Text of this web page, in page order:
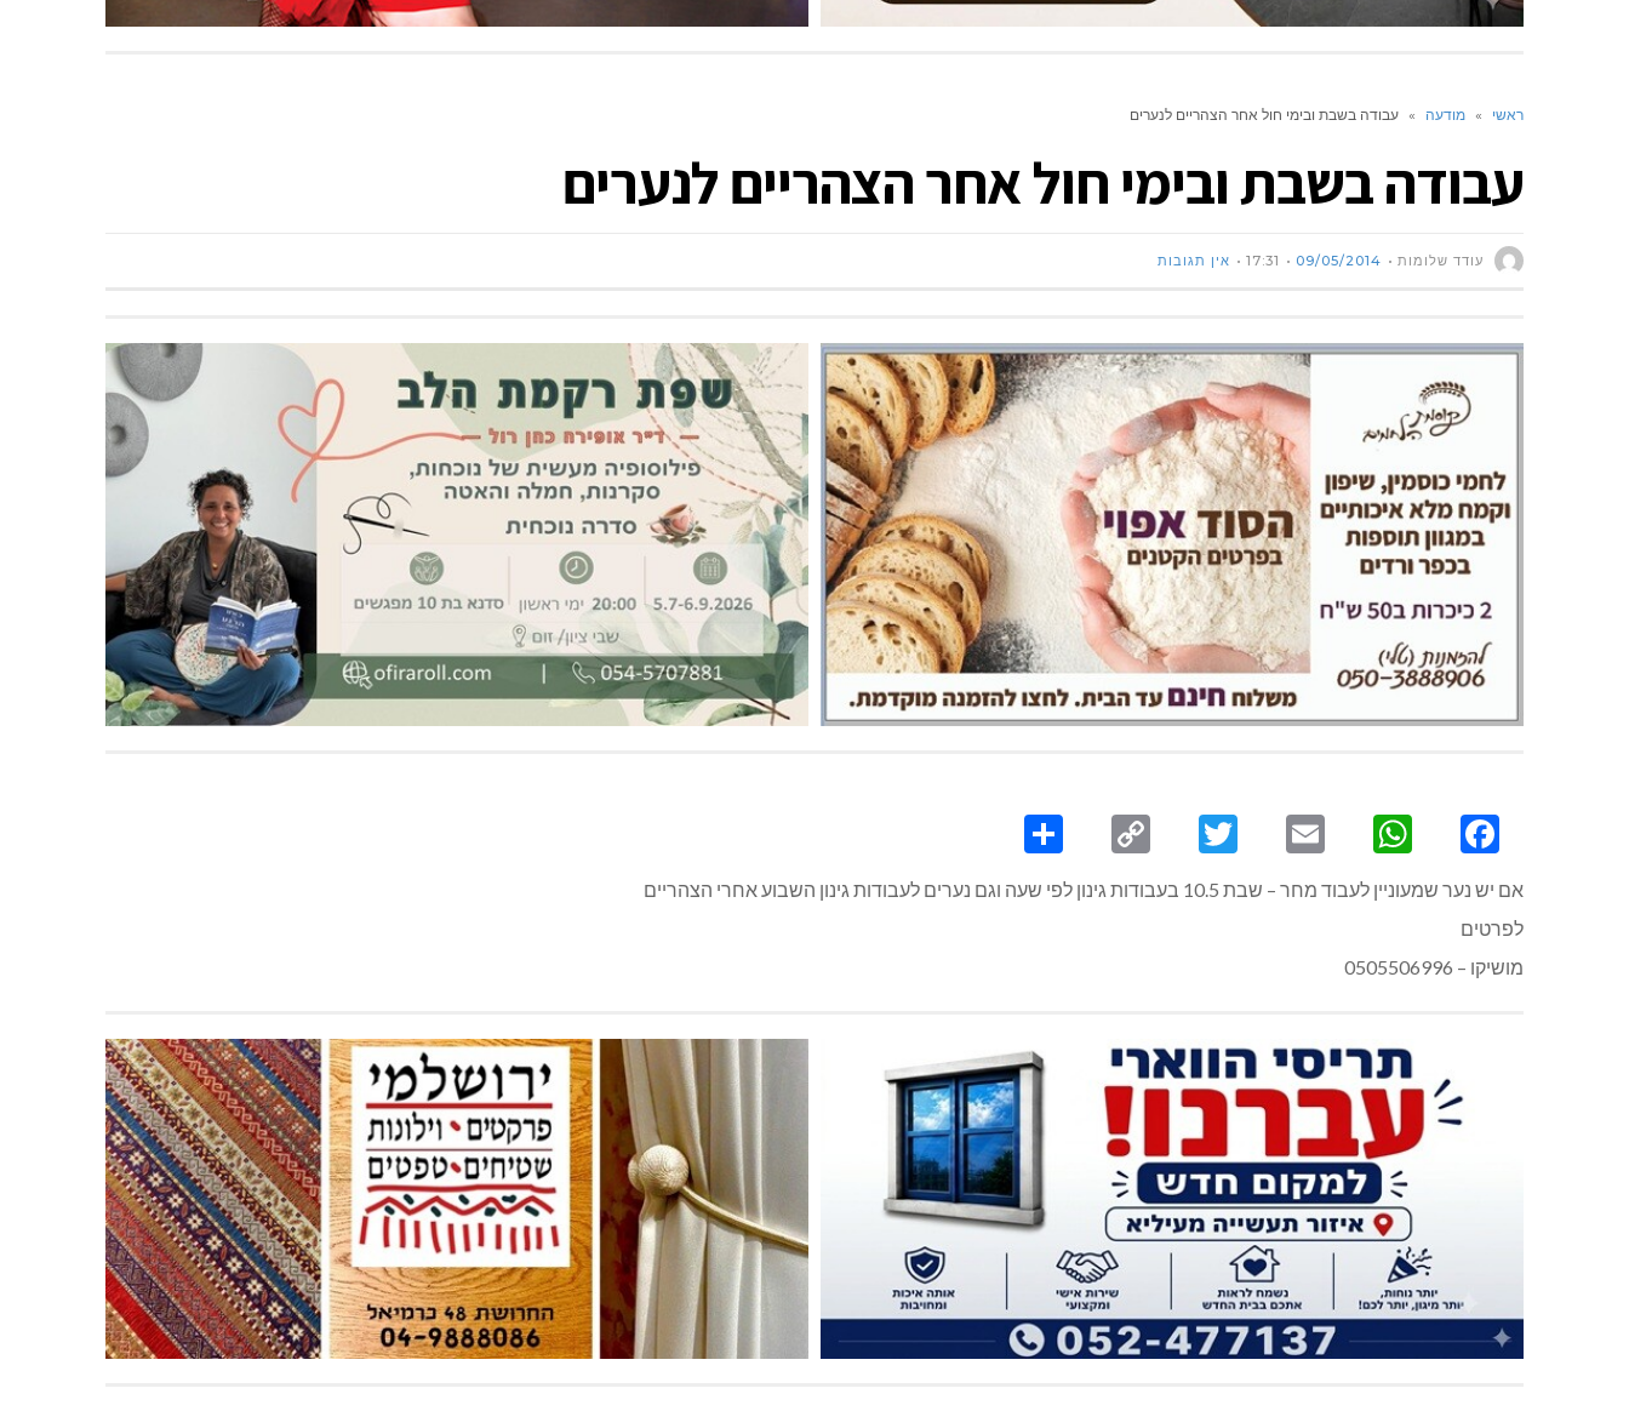
ראשי » מודעה » עבודה בשבת ובימי חול אחר הצהריים לנערים
עבודה בשבת ובימי חול אחר הצהריים לנערים
עודד שלומות 09/05/2014
17:31 אין תגובות
Facebook
WhatsApp
Email
Twitter
Copy
Link
אם יש נער שמעוניין לעבוד מחר – שבת 10.5 בעבודות גינון לפי שעה וגם נערים לעבודות גינון השבוע אחרי הצהריים
לפרטים
מושיקו – 0505506996